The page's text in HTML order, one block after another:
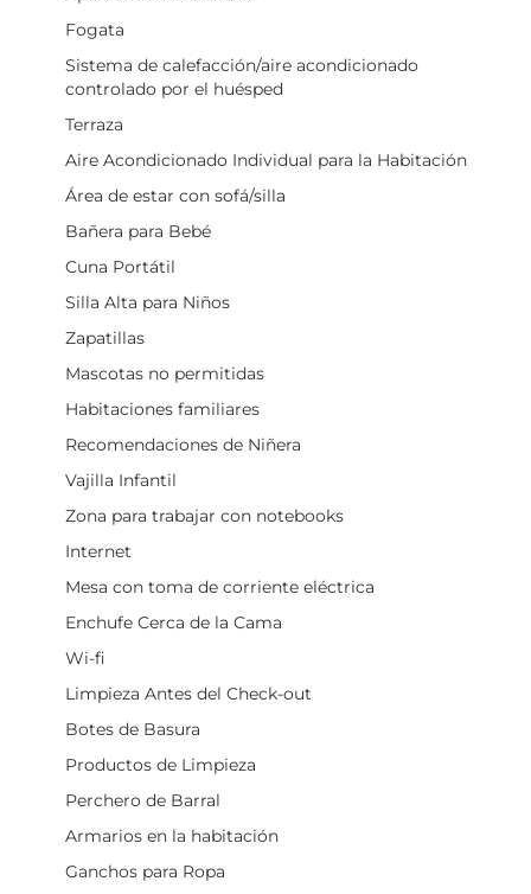
Fogata
Sistema de calefacción/aire acondicionado
controlado por el huésped
Terraza
Aire Acondicionado Individual para la Habitación
Área de estar con sofá/silla
Bañera para Bebé
Cuna Portátil
Silla Alta para Niños
Zapatillas
Mascotas no permitidas
Habitaciones familiares
Recomendaciones de Niñera
Vajilla Infantil
Zona para trabajar con notebooks
Internet
Mesa con toma de corriente eléctrica
Enchufe Cerca de la Cama
Wi-fi
Limpieza Antes del Check-out
Botes de Basura
Productos de Limpieza
Perchero de Barral
Armarios en la habitación
Ganchos para Ropa